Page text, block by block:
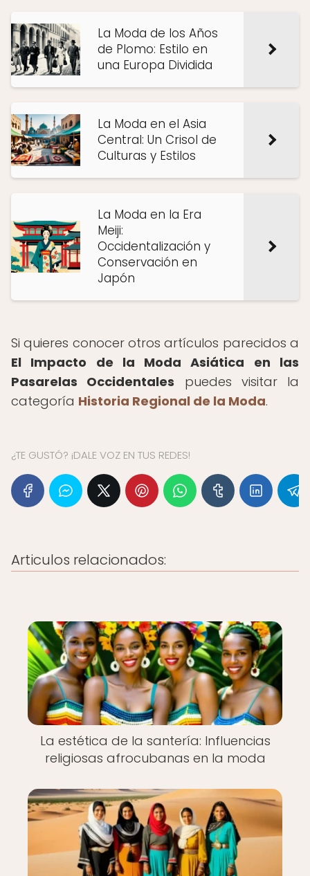
La Moda de los Años
de Plomo: Estilo en
una Europa Dividida
La Moda en el Asia
Central: Un Crisol de
Culturas y Estilos
La Moda en la Era
Meiji:
Occidentalización y
Conservación en
Japón
Si quieres conocer otros artículos parecidos a
El Impacto de la Moda Asiática en las
Pasarelas Occidentales puedes visitar la
categoría Historia Regional de la Moda.
¿TE GUSTÓ? ¡DALE VOZ EN TUS REDES!
Articulos relacionados:
La estética de la santería: Influencias
religiosas afrocubanas en la moda